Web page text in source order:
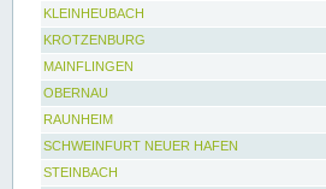
KLEINHEUBACH
KROTZENBURG
MAINFLINGEN
OBERNAU
RAUNHEIM
SCHWEINFURT NEUER HAFEN
STEINBACH